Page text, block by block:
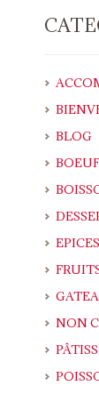
BLOG
BOEUF
EPICES
NON